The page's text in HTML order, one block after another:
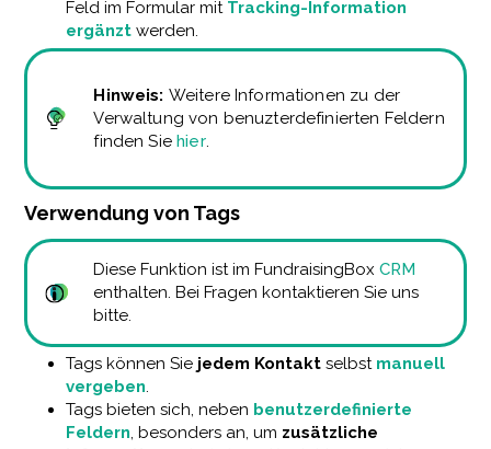
Feld im Formular mit Tracking-Information
ergänzt werden.
Hinweis: Weitere Informationen zu der
Verwaltung von benuzterdefinierten Feldern
finden Siehier.
Verwendung von Tags
Diese Funktion ist im FundraisingBoxCRM
enthalten. Bei Fragen kontaktieren Sie uns
bitte.
Tags können Sie jedem Kontakt selbst manuell
vergeben.
Tags bieten sich, neben benutzerdefinierte
Feldern, besonders an, um zusätzliche